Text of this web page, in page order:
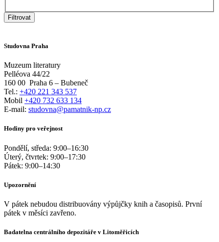
Filtrovat
Studovna Praha
Muzeum literatury
Pelléova 44/22
160 00 Praha 6 – Bubeneč
Tel.: +420 221 343 537
Mobil +420 732 633 134
E-mail: studovna@pamatnik-np.cz
Hodiny pro veřejnost
Pondělí, středa: 9:00–16:30
Úterý, čtvrtek: 9:00–17:30
Pátek: 9:00–14:30
Upozornění
V pátek nebudou distribuovány výpůjčky knih a časopisů. První
pátek v měsíci zavřeno.
Badatelna centrálního depozitáře v Litoměřicích